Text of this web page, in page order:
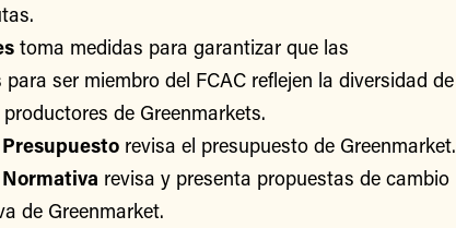
toma medidas para garantizar que las
ser miembro del FCAC reflejen la diversidad de
de Greenmarkets.
revisa el presupuesto de Greenmarket.
revisa y presenta propuestas de cambio
de Greenmarket.